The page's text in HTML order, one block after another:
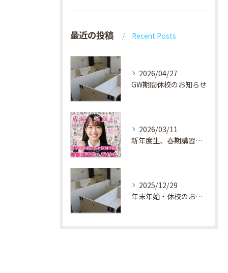
最近の投稿 Recent Posts
2026/04/27
GW期間休校のお知らせ
2026/03/11
新年度生、春期講習生 受付中！
2025/12/29
年末年始・休校のお知らせ